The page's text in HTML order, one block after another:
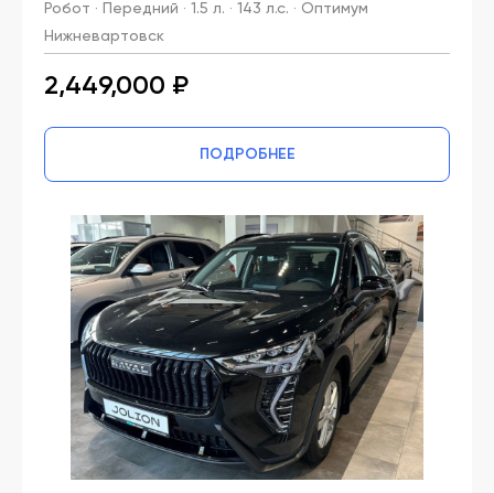
Робот · Передний · 1.5 л. · 143 л.с. · Оптимум
Нижневартовск
2,449,000 ₽
ПОДРОБНЕЕ